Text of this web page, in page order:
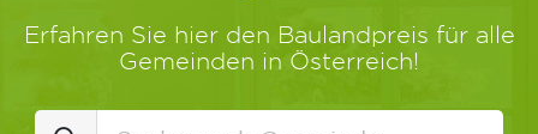
Erfahren Sie hier den Baulandpreis für alle
Gemeinden in Österreich!